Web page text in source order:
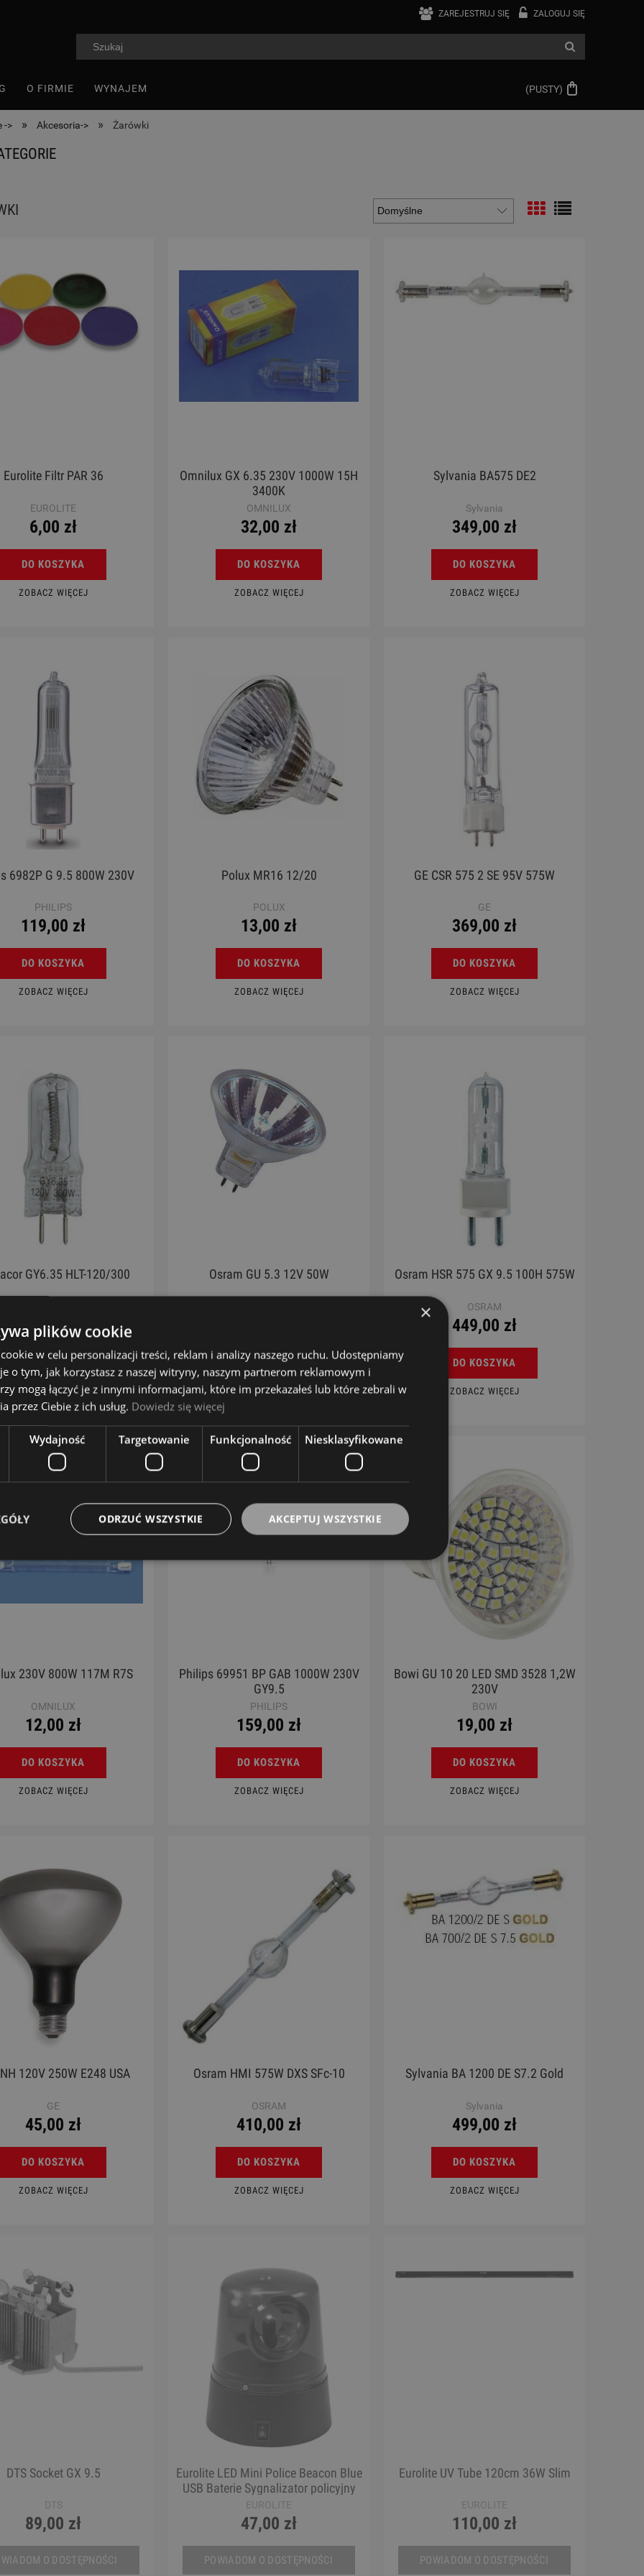
ZAREJESTRUJ SIĘ ZALOGUJ SIĘ
(PUSTY)
O FIRMIE WYNAJEM
-> » Akcesoria-> » Żarówki
B5256T #167 Shattered
Turquoise
2 900,00 zł
Cena regularna:
3 299,00 zł
Najniższa cena: 3 299,00 zł
Gitara Klasyczna 4/4 - Kremona
S65C Soloist Guitar
1 050,00 zł
Cena regularna: 1 339,00 zł
Najniższa cena:1 339,00 zł
DO KOSZYKA
Ukulele - Chateau BAS01FV RD
130,00 zł
Cena regularna:
DO KOSZYKA
Eurolite Filtr PAR 36
EUROLITE
6,00 zł
DO KOSZYKA
ZOBACZ WIĘCEJ
Omnilux GX 6.35 230V 1000W 15H
3400K
OMNILUX
32,00 zł
DO KOSZYKA
ZOBACZ WIĘCEJ
Sylvania BA575 DE2
Sylvania
349,00 zł
DO KOSZYKA
ZOBACZ WIĘCEJ
6982P G 9.5 800W 230V
PHILIPS
119,00 zł
DO KOSZYKA
ZOBACZ WIĘCEJ
Polux MR16 12/20
POLUX
13,00 zł
DO KOSZYKA
ZOBACZ WIĘCEJ
GE CSR 575 2 SE 95V 575W
GE
369,00 zł
DO KOSZYKA
ZOBACZ WIĘCEJ
GY6.35 HLT-120/300
15,50 zł
DO KOSZYKA
ZOBACZ WIĘCEJ
Osram GU 5.3 12V 50W
DO KOSZYKA
ZOBACZ WIĘCEJ
Osram HSR 575 GX 9.5 100H 575W
OSRAM
449,00 zł
DO KOSZYKA
ZOBACZ WIĘCEJ
230V 800W 117M R7S
OMNILUX
12,00 zł
DO KOSZYKA
ZOBACZ WIĘCEJ
Philips 69951 BP GAB 1000W 230V
GY9.5
PHILIPS
159,00 zł
DO KOSZYKA
ZOBACZ WIĘCEJ
Bowi GU 10 20 LED SMD 3528 1,2W
230V
BOWI
19,00 zł
DO KOSZYKA
ZOBACZ WIĘCEJ
120V 250W E248 USA
GE
45,00 zł
DO KOSZYKA
ZOBACZ WIĘCEJ
Osram HMI 575W DXS SFc-10
OSRAM
410,00 zł
DO KOSZYKA
ZOBACZ WIĘCEJ
Sylvania BA 1200 DE S7.2 Gold
Sylvania
499,00 zł
DO KOSZYKA
ZOBACZ WIĘCEJ
DTS Socket GX 9.5
DTS
89,00 zł
O DOSTĘPNOŚCI
Eurolite LED Mini Police Beacon Blue
USB Baterie Sygnalizator policyjny
EUROLITE
47,00 zł
POWIADOM O DOSTĘPNOŚCI
Eurolite UV Tube 120cm 36W Slim
EUROLITE
110,00 zł
POWIADOM O DOSTĘPNOŚCI
×
plików cookie
w celu personalizacji treści, reklam i analizy naszego ruchu. Udostępniamy
o tym, jak korzystasz z naszej witryny, naszym partnerom reklamowym i
mogą łączyć je z innymi informacjami, które im przekazałeś lub które zebrali w
przez Ciebie z ich usług. Dowiedz się więcej
Wydajność Targetowanie Funkcjonalność Niesklasyfikowane
AKCEPTUJ WSZYSTKIE
ODRZUĆ WSZYSTKIE